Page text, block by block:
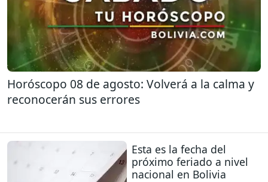
Horóscopo 08 de agosto: Volverá a la calma y
reconocerán sus errores
Esta es la fecha del
próximo feriado a nivel
nacional en Bolivia